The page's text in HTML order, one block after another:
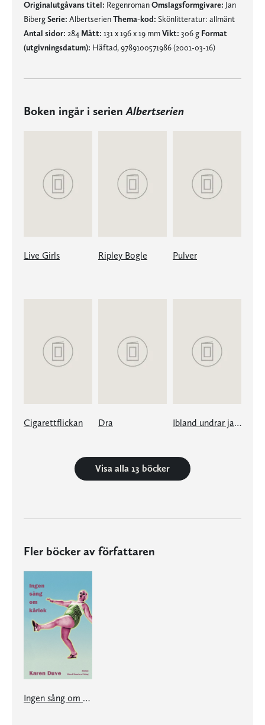
Originalutgåvans titel: RegenromanOmslagsformgivare: Jan
BibergSerie: AlbertserienThema-kod: Skönlitteratur: allmänt
Antal sidor: 284 Mått: 131 x 196 x 19 mmVikt: 306 g Format
(utgivningsdatum): Häftad, 9789100571986 (2001-03-16)
Boken ingår i serienAlbertserien
Live Girls Ripley Bogle Pulver
Cigarettflickan Dra Ibland undrar jag om jag minns rätt
Visa alla 13 böcker
Fler böcker av författaren
Ingen sång om kärlek